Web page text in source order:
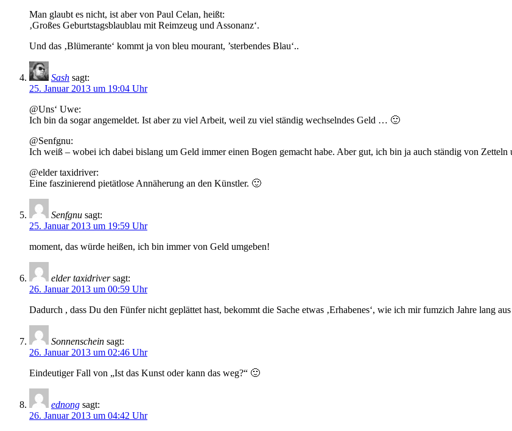
Man glaubt es nicht, ist aber von Paul Celan, heißt:
‚Großes Geburtstagsblaublau mit Reimzeug und Assonanz‘.
Und das ‚Blümerante‘ kommt ja von bleu mourant, ’sterbendes Blau‘..
Sash sagt:
25. Januar 2013 um 19:04 Uhr
@Uns‘ Uwe:
Ich bin da sogar angemeldet. Ist aber zu viel Arbeit, weil zu viel ständig wechselndes Geld … 🙂
@Senfgnu:
Ich weiß – wobei ich dabei bislang um Geld immer einen Bogen gemacht habe. Aber gut, ich bin ja auch ständig von
@elder taxidriver:
Eine faszinierend pietätlose Annäherung an den Künstler. 🙂
Senfgnu sagt:
25. Januar 2013 um 19:59 Uhr
moment, das würde heißen, ich bin immer von Geld umgeben!
elder taxidriver sagt:
26. Januar 2013 um 00:59 Uhr
Dadurch , dass Du den Fünfer nicht geplättet hast, bekommt die Sache etwas ‚Erhabenes‘, wie ich mir fumzich Jahre lang
Sonnenschein sagt:
26. Januar 2013 um 02:46 Uhr
Eindeutiger Fall von „Ist das Kunst oder kann das weg?“ 🙂
ednong sagt:
26. Januar 2013 um 04:42 Uhr